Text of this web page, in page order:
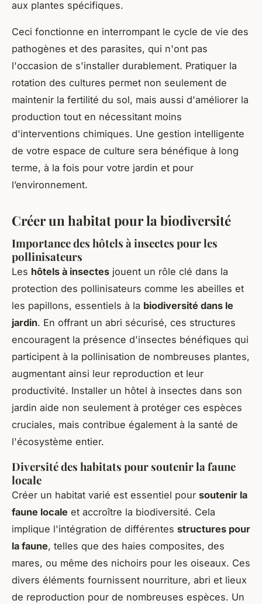
aux plantes spécifiques.
Ceci fonctionne en interrompant le cycle de vie des
pathogènes et des parasites, qui n'ont pas
l'occasion de s'installer durablement. Pratiquer la
rotation des cultures permet non seulement de
maintenir la fertilité du sol, mais aussi d'améliorer la
production tout en nécessitant moins
d'interventions chimiques. Une gestion intelligente
de votre espace de culture sera bénéfique à long
terme, à la fois pour votre jardin et pour
l’environnement.
Créer un habitat pour la biodiversité
Importance des hôtels à insectes pour les
pollinisateurs
Les hôtels à insectes jouent un rôle clé dans la
protection des pollinisateurs comme les abeilles et
les papillons, essentiels à la biodiversité dans le
jardin. En offrant un abri sécurisé, ces structures
encouragent la présence d'insectes bénéfiques qui
participent à la pollinisation de nombreuses plantes,
augmentant ainsi leur reproduction et leur
productivité. Installer un hôtel à insectes dans son
jardin aide non seulement à protéger ces espèces
cruciales, mais contribue également à la santé de
l'écosystème entier.
Diversité des habitats pour soutenir la faune
locale
Créer un habitat varié est essentiel pour soutenir la
faune locale et accroître la biodiversité. Cela
implique l'intégration de différentes structures pour
la faune, telles que des haies composites, des
mares, ou même des nichoirs pour les oiseaux. Ces
divers éléments fournissent nourriture, abri et lieux
de reproduction pour de nombreuses espèces. Un